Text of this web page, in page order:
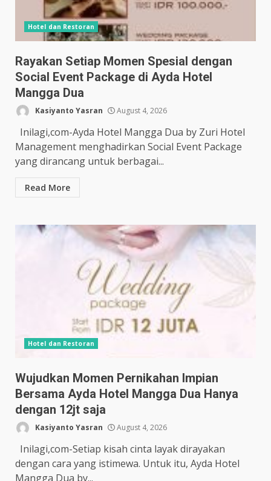
Hotel dan Restoran
Rayakan Setiap Momen Spesial dengan
Social Event Package di Ayda Hotel
Mangga Dua
Kasiyanto Yasran August 4, 2026
Inilagi,com-Ayda Hotel Mangga Dua by Zuri Hotel
Management menghadirkan Social Event Package
yang dirancang untuk berbagai...
Read More
Hotel dan Restoran
Wujudkan Momen Pernikahan Impian
Bersama Ayda Hotel Mangga Dua Hanya
dengan 12jt saja
Kasiyanto Yasran August 4, 2026
Inilagi,com-Setiap kisah cinta layak dirayakan
dengan cara yang istimewa. Untuk itu, Ayda Hotel
Mangga Dua by...